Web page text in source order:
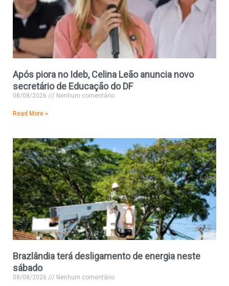
Após piora no Ideb, Celina Leão anuncia novo
secretário de Educação do DF
08/08/2026 Nenhum comentário
Read More »
Brazlândia terá desligamento de energia neste
sábado
08/08/2026 Nenhum comentário